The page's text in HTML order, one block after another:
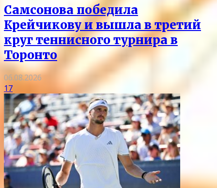
Самсонова победила
Крейчикову и вышла в третий
круг теннисного турнира в
Торонто
06.08.2026
17